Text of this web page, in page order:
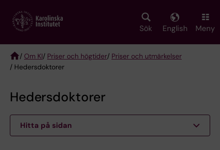
main
Sök English Meny
Breadcrumb
/ Om KI/ Priser och högtider/ Priser och utmärkelser
/ Hedersdoktorer
Hedersdoktorer
Hitta på sidan